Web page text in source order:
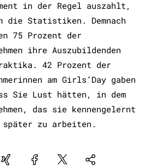
in der Regel auszahlt,
die Statistiken. Demnach
75 Prozent der
ihre Auszubildenden
42 Prozent der
am Girls’Day gaben
Sie Lust hätten, in dem
das sie kennengelernt
später zu arbeiten.
Xing FacebookPlattformNatives